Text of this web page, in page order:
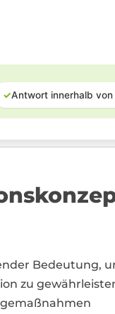
✓Antwort innerhalb
Bedeutung,
zu